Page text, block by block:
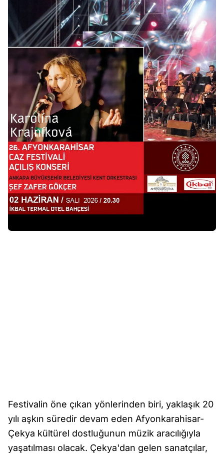
Festivalin öne çıkan yönlerinden biri, yaklaşık 20
yılı aşkın süredir devam eden Afyonkarahisar-
Çekya kültürel dostluğunun müzik aracılığıyla
yaşatılması olacak. Çekya'dan gelen sanatçılar,